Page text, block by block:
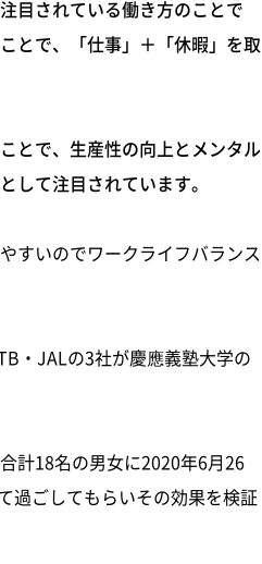
目されている働き方のことで
とで、「仕事」＋「休暇」を取
とで、生産性の向上とメンタル
して注目されています。
すいのでワークライフバランス
・JALの3社が慶應義塾大学の
計18名の男女に2020年6月26
過ごしてもらいその効果を検証